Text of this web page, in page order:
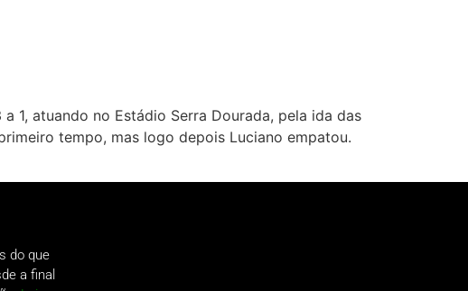
1, atuando no Estádio Serra Dourada, pela ida das
tempo, mas logo depois Luciano empatou.
do que
a final